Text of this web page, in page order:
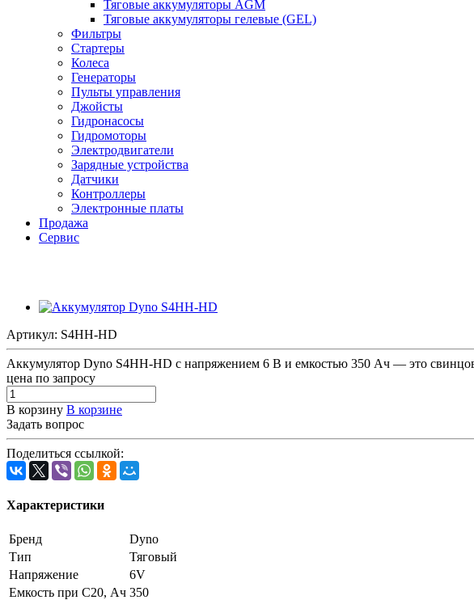
Тяговые аккумуляторы AGM
Тяговые аккумуляторы гелевые (GEL)
Фильтры
Стартеры
Колеса
Генераторы
Пульты управления
Джойсты
Гидронасосы
Гидромоторы
Электродвигатели
Зарядные устройства
Датчики
Контроллеры
Электронные платы
Продажа
Сервис
Артикул: S4HH-HD
Аккумулятор Dyno S4HH-HD с напряжением 6 В и емкостью 350 Ач — это
цена по запросу
В корзину В корзине
Задать вопрос
Поделиться ссылкой:
Характеристики
Бренд
Dyno
Тип
Тяговый
Напряжение
6V
Емкость при C20, Ач 350